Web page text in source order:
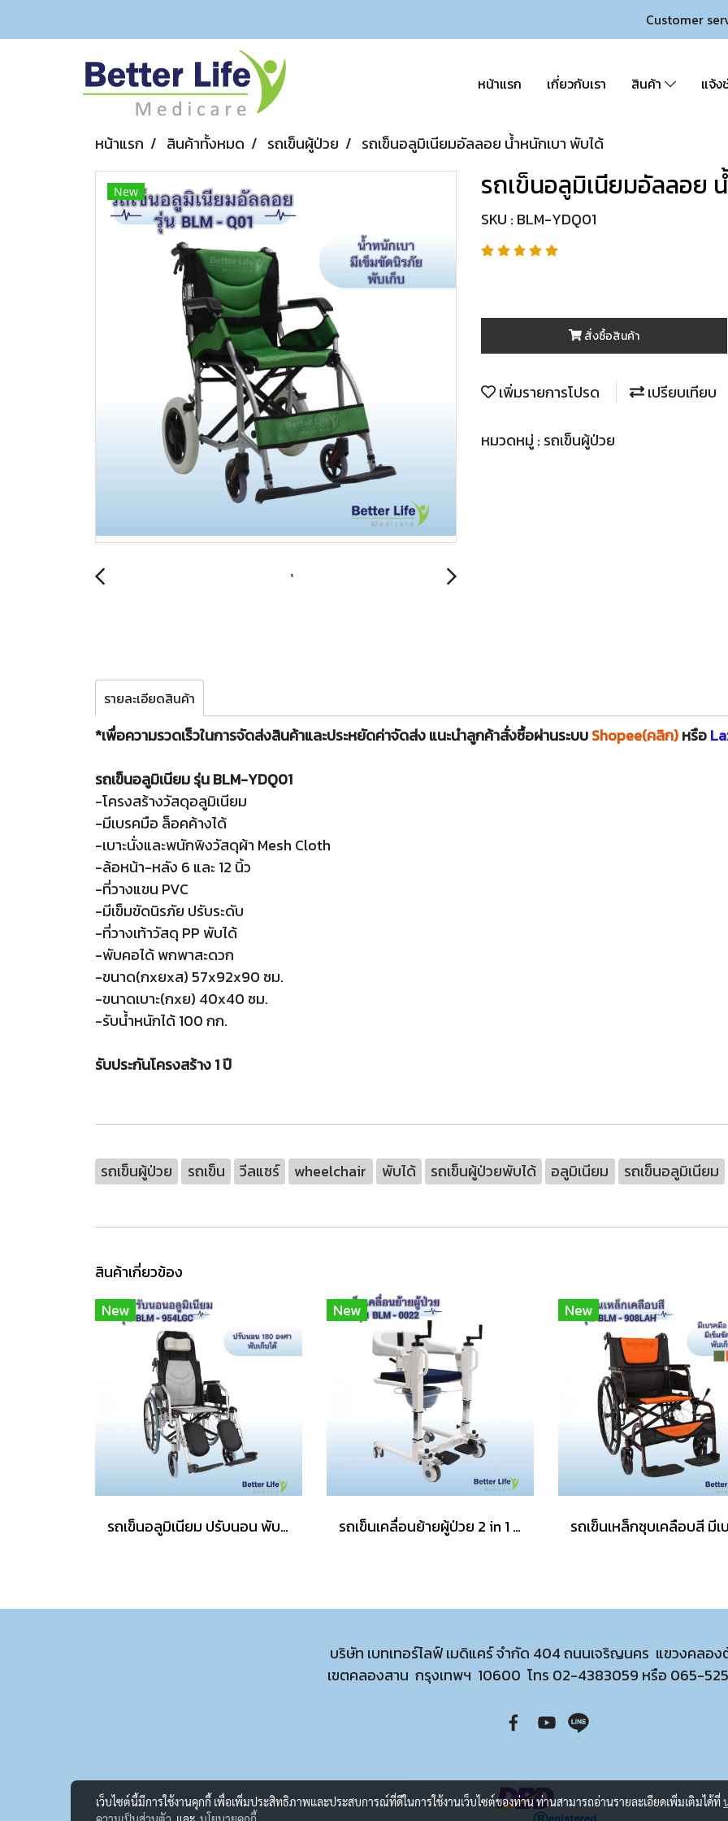
Customer
หน้าแรก เกี่ยวกับเรา สินค้า แจ้ง
หน้าแรก สินค้าทั้งหมด รถเข็นผู้ป่วย รถเข็นอลูมิเนียมอัลลอย น้ำหนักเบา พับได้
New รถเข็นอลูมิเนียมอัลลอย
SKU : BLM-YDQ01
สั่งซื้อสินค้า
เพิ่มรายการโปรด เปรียบเทียบ
หมวดหมู่ : รถเข็นผู้ป่วย
รายละเอียดสินค้า
*เพื่อความรวดเร็วในการจัดส่งสินค้าและประหยัดค่าจัดส่ง แนะนำลูกค้าสั่งซื้อผ่านระบบShopee(คลิก)หรือ
รถเข็นอลูมิเนียม รุ่น BLM-YDQ01
-โครงสร้างวัสดุอลูมิเนียม
-มีเบรคมือ ล็อคค้างได้
-เบาะนั่งและพนักพิงวัสดุผ้า Mesh Cloth
-ล้อหน้า-หลัง 6 และ 12 นิ้ว
-ที่วางแขน PVC
-มีเข็มขัดนิรภัย ปรับระดับ
-ที่วางเท้าวัสดุ PP พับได้
-พับคอได้ พกพาสะดวก
-ขนาด(กxยxส) 57x92x90 ซม.
-ขนาดเบาะ(กxย) 40x40 ซม.
-รับน้ำหนักได้ 100 กก.
รับประกันโครงสร้าง 1 ปี
รถเข็นผู้ป่วย รถเข็น วีลแชร์ wheelchair พับได้ รถเข็นผู้ป่วยพับได้ อลูมิเนียม รถเข็นอลูมิเนียม
สินค้าเกี่ยวข้อง
New
รถเข็นอลูมิเนียม ปรับนอน พับได้
New
รถเข็นเคลื่อนย้ายผู้ป่วย 2 in 1 อุปกรณ์เคลื่อนย้ายผู้ป่วยติดเตียง รถเข็นสำหรับผู้ป่วยติดเตียง
New
บริษัท เบทเทอร์ไลฟ์ เมดิแคร์ จำกัด 404 ถนนเจริญนคร แขวงคลอง
เขตคลองสาน กรุงเทพฯ 10600 โทร 02-4383059 หรือ 065-
เว็บไซต์นี้มีการใช้งานคุกกี้ เพื่อเพิ่มประสิทธิภาพและประสบการณ์ที่ดีในการใช้งานเว็บไซต์ของท่าน ท่านสามารถอ่านรายละเอียดเพิ่มเติมได้ที่